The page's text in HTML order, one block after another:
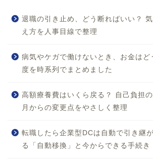
退職の引き止め、どう断ればいい？
え方を人事目線で整理
病気やケガで働けないとき、お金はど
度を時系列でまとめました
高額療養費はいくら戻る？ 自己負担
月からの変更点をやさしく整理
転職したら企業型DCは自動で引き継
る「自動移換」と今からできる手続き
プロ